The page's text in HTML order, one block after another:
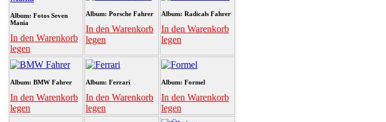
Album: Fotos Seven
Mania
In den Warenkorb
legen
Album: Porsche Fahrer
In den Warenkorb
legen
Album: Radicals Fahrer
In den Warenkorb
legen
Album: BMW Fahrer
In den Warenkorb
legen
Album: Ferrari
In den Warenkorb
legen
Album: Formel
In den Warenkorb
legen